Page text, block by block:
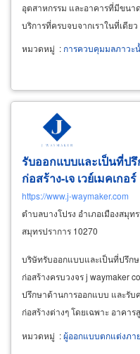
อุตสาหกรรม และอาคารที่มีขนา
บริการที่ครบจบจากเราในที่เดีย
บำบัดน้ำเสียในโรงงาน บริการรั
น้ำเสีย บริการปรับปรุงระบบบำ
ระบบน้ำดีและระบบน้ำทิ้ง รับติ
เคมี
หมวดหมู่ : การควบคุมมลภาวะ
รับออกแบบและเป็นที่ป
ก่อสร้าง-เจ เวย์เมคเกอร์
https://www.j-waymaker.com
ตำบลบางโปรง อำเภอเมืองสมุท
สมุทรปราการ 10270
บริษัทรับออกแบบและเป็นที่ปรึก
ก่อสร้างครบวงจร j waymaker
ปรึกษาด้านการออกแบบ และรับ
ก่อสร้างต่างๆ โดยเฉพาะ อาคาร
คอร์ท หมู่บ้านจัดสรร ร้านค้า-ร้า
สรรพสินค้า ภัตตาคาร ช็อปร้าน
หมวดหมู่ :ผู้ออกแบบตกแต่งภา